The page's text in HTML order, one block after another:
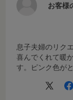
お客様
息子夫婦のリク
喜んでくれて暖
す。ピンク色が